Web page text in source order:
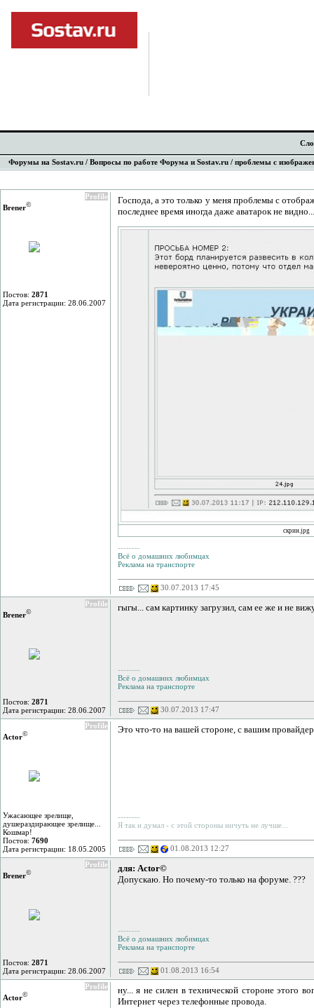
Форумы на Sostav.ru / Вопросы по работе Форума и Sostav.ru / проблемы с
Profile
Brener©
Постов: 2871
Дата регистрации: 28.06.2007
Господа, а это только у меня проблемы с
последнее время иногда даже аватарок не видно...
скрин.jpg
--------
Всё о домашних любимцах
Реклама на транспорте
30.07.2013 17:45
Profile
Brener©
Постов: 2871
Дата регистрации: 28.06.2007
гыгы... сам картинку загрузил, сам ее же и не
--------
Всё о домашних любимцах
Реклама на транспорте
30.07.2013 17:47
Profile
Actor©
Ужасающее зрелище,
душераздирающее зрелище...
Кошмар!
Постов: 7690
Дата регистрации: 18.05.2005
Это что-то на вашей стороне, с вашим
--------
Я так и думал - с этой стороны ничуть не лучше...
01.08.2013 12:27
Profile
Brener©
Постов: 2871
Дата регистрации: 28.06.2007
для: Actor©
Допускаю. Но почему-то только на форуме. ???
--------
Всё о домашних любимцах
Реклама на транспорте
01.08.2013 16:54
Profile
Actor©
ну... я не силен в технической стороне этого
Интернет через телефонные провода.